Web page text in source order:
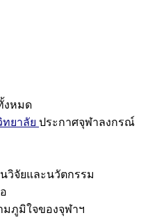
งหมด
ยาลัย ประกาศจุฬาลงกรณ์
วิจัยและนวัตกรรม
มภูมิใจของจุฬาฯ